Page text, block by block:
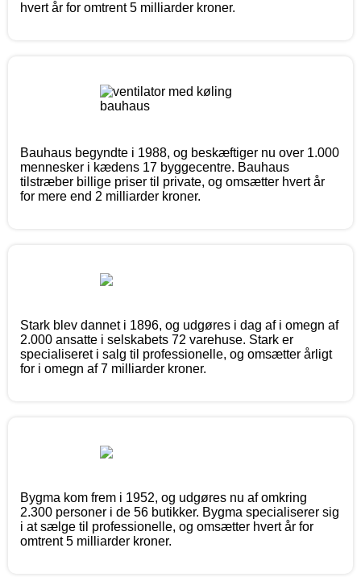
hvert år for omtrent 5 milliarder kroner.
Bauhaus begyndte i 1988, og beskæftiger nu over 1.000
mennesker i kædens 17 byggecentre. Bauhaus
tilstræber billige priser til private, og omsætter hvert år
for mere end 2 milliarder kroner.
Stark blev dannet i 1896, og udgøres i dag af i omegn af
2.000 ansatte i selskabets 72 varehuse. Stark er
specialiseret i salg til professionelle, og omsætter årligt
for i omegn af 7 milliarder kroner.
Bygma kom frem i 1952, og udgøres nu af omkring
2.300 personer i de 56 butikker. Bygma specialiserer sig
i at sælge til professionelle, og omsætter hvert år for
omtrent 5 milliarder kroner.